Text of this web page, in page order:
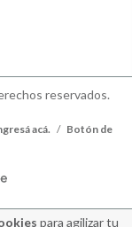
para agilizar tu
reservados.
acá. / Botón de